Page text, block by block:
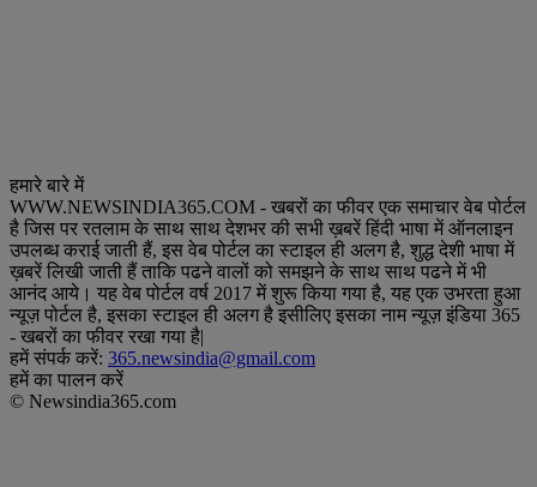
हमारे बारे में
WWW.NEWSINDIA365.COM - खबरों का फीवर एक समाचार वेब पोर्टल
है जिस पर रतलाम के साथ साथ देशभर की सभी ख़बरें हिंदी भाषा में ऑनलाइन
उपलब्ध कराई जाती हैं, इस वेब पोर्टल का स्टाइल ही अलग है, शुद्ध देशी भाषा में
ख़बरें लिखी जाती हैं ताकि पढने वालों को समझने के साथ साथ पढने में भी
आनंद आये। यह वेब पोर्टल वर्ष 2017 में शुरू किया गया है, यह एक उभरता हुआ
न्यूज़ पोर्टल है, इसका स्टाइल ही अलग है इसीलिए इसका नाम न्यूज़ इंडिया 365
- खबरों का फीवर रखा गया है|
हमें संपर्क करें: 365.newsindia@gmail.com
हमें का पालन करें
© Newsindia365.com